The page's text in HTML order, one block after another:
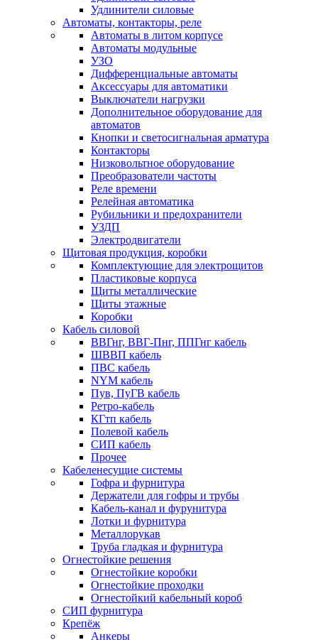
Удлинители силовые
Автоматы, контакторы, реле
Автоматы в литом корпусе
Автоматы модульные
УЗО
Дифференциальные автоматы
Аксессуары для автоматики
Выключатели нагрузки
Дополнительное оборудование для
автоматов
Кнопки и светосигнальная арматура
Контакторы
Низковольтное оборудование
Преобразователи частоты
Реле времени
Релейная автоматика
Рубильники и предохранители
УЗДП
Электродвигатели
Щитовая продукция, коробки
Комплектующие для электрощитов
Пластиковые корпуса
Щиты металлические
Щиты этажные
Коробки
Кабель силовой
ВВГнг, ВВГ-Пнг, ППГнг кабель
ШВВП кабель
ПВС кабель
NYM кабель
Пув, ПуГВ кабель
Ретро-кабель
КГтп кабель
Полевой кабель
СИП кабель
Прочее
Кабеленесущие системы
Гофра и фурнитура
Держатели для гофры и трубы
Кабель-канал и фурунитура
Лотки и фурнитура
Металлорукав
Труба гладкая и фурнитура
Огнестойкие решения
Огнестойкие коробки
Огнестойкие проходки
Огнестойкий кабельный короб
СИП фурнитура
Крепёж
Анкеры